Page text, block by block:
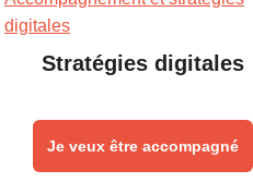
Stratégies digitales
Je veux être accompagné